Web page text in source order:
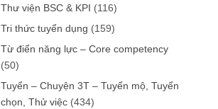
Thư viện BSC & KPI (116)
Tri thức tuyển dụng (159)
Từ điển năng lực – Core competency
(50)
Tuyển – Chuyện 3T – Tuyển mộ, Tuyển
chọn, Thử việc (434)